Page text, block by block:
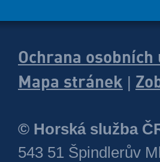
Ochrana osobních
Mapa stránek
© Horská služba
543 51 Špindlerův